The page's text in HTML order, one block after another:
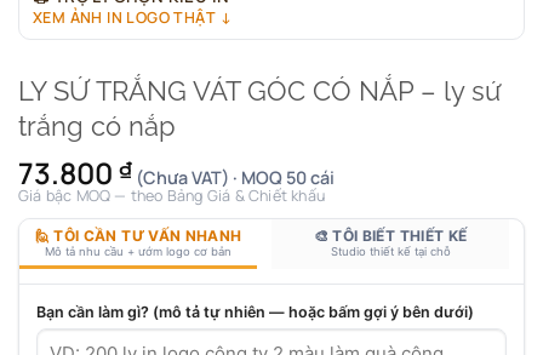
XEM ẢNH IN LOGO THẬT ↓
LY SỨ TRẮNG VÁT GÓC CÓ NẮP – ly sứ
trắng có nắp
73.800 ₫ (Chưa VAT) · MOQ 50 cái
Giá bậc MOQ — theo Bảng Giá & Chiết khấu
🙋 TÔI CẦN TƯ VẤN NHANH
Mô tả nhu cầu + ướm logo cơ bản
🎨 TÔI BIẾT THIẾT KẾ
Studio thiết kế tại chỗ
Bạn cần làm gì? (mô tả tự nhiên — hoặc bấm gợi ý bên dưới)